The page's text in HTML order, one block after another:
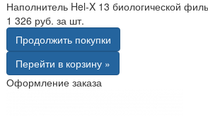
Наполнитель Hel-X 13 биологической
1 326 руб. за шт.
Продолжить покупки
Перейти в корзину »
Оформление заказа